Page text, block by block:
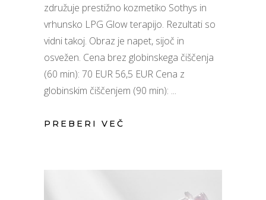
združuje prestižno kozmetiko Sothys in
vrhunsko LPG Glow terapijo. Rezultati so
vidni takoj. Obraz je napet, sijoč in
osvežen. Cena brez globinskega čiščenja
(60 min): 70 EUR 56,5 EUR Cena z
globinskim čiščenjem (90 min):
PREBERI VEČ